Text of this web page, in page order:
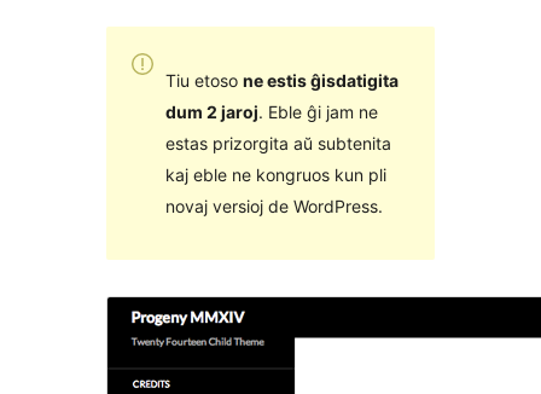
Tiu etoso ne estis ĝisdatigita
dum 2 jaroj. Eble ĝi jam ne
estas prizorgita aŭ subtenita
kaj eble ne kongruos kun pli
novaj versioj de WordPress.